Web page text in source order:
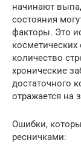
начинают
состояния
факторы. Это
количество
хронические
достаточного
отражается на
Ошибки,
ресничками: